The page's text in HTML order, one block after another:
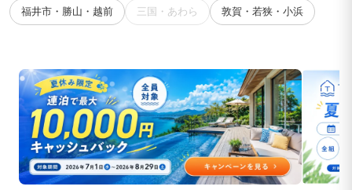
福井市・勝山・越前 三国・あわら 敦賀・若狭・小浜